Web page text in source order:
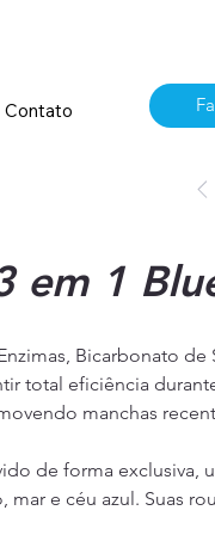
Contato
em 1
Bicarbonato
total eficiência
manchas
de forma exclusiva,
mar e céu azul. Suas